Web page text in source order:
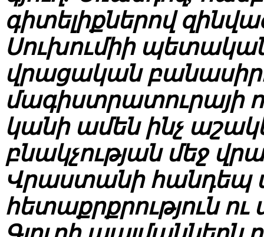
գիտելիքներով
Սուխումիի
վրացական
մագիստրատուրայի
կանի ամեն ինչ
բնակչության մեջ
Վրաստանի հանդեպ
հետաքրքրություն